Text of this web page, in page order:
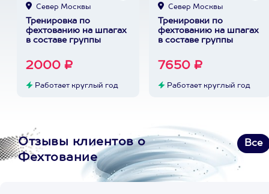
Север Москвы
Тренировка по
фехтованию на шпагах
в составе группы
2000 ₽
Работает круглый год
Север Москвы
Тренировки по
фехтованию на шпагах
в составе группы
7650 ₽
Работает круглый год
Отзывы клиентов о
Фехтование
Все